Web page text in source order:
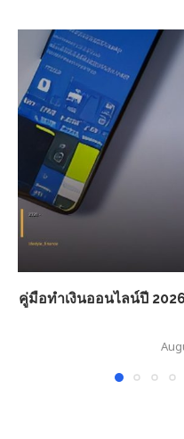
คู่มือทำเงินออนไลน์ปี